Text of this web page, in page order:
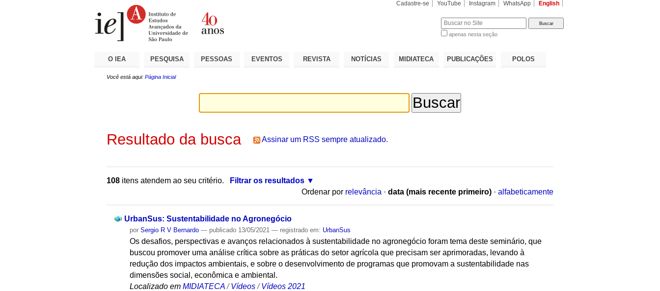
Cadastre-se YouTube Instagram WhatsApp English
apenas nesta seção
O IEA PESQUISA PESSOAS EVENTOS REVISTA NOTÍCIAS MIDIATECA PUBLICAÇÕES POLOS
Você está aqui: Página Inicial
Resultado da busca Assinar um RSS sempre atualizado.
108 itens atendem ao seu critério.
Filtrar os resultados
Ordenar por relevância · data (mais recente primeiro) · alfabeticamente
UrbanSus: Sustentabilidade no Agronegócio
porSergio R V Bernardo — publicado 13/05/2021— registrado em: UrbanSus
Os desafios, perspectivas e avanços relacionados à sustentabilidade no agronegócio foram tema deste seminário, que
buscou promover uma análise crítica sobre as práticas do setor agrícola que precisam ser aprimoradas, levando à
redução dos impactos ambientais, e sobre o desenvolvimento de programas que promovam a sustentabilidade nas
dimensões social, econômica e ambiental.
Localizado em MIDIATECA /Vídeos /Vídeos 2021